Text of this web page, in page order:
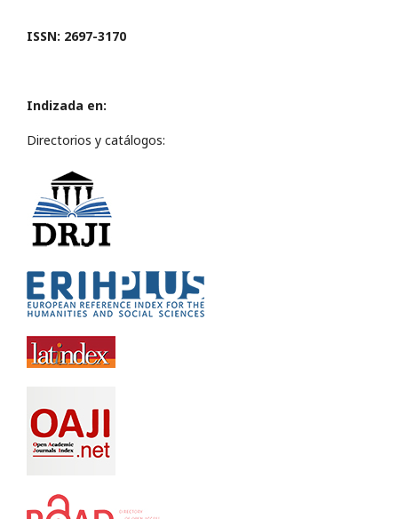
ISSN: 2697-3170
Indizada en:
Directorios y catálogos: